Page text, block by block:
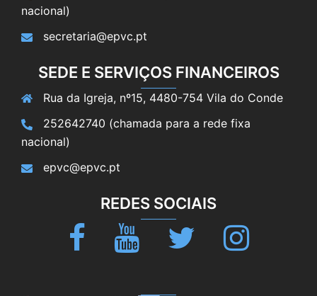
nacional)
secretaria@epvc.pt
SEDE E SERVIÇOS FINANCEIROS
Rua da Igreja, nº15, 4480-754 Vila do Conde
252642740 (chamada para a rede fixa
nacional)
epvc@epvc.pt
REDES SOCIAIS
Facebook Youtube Twitter Instagram